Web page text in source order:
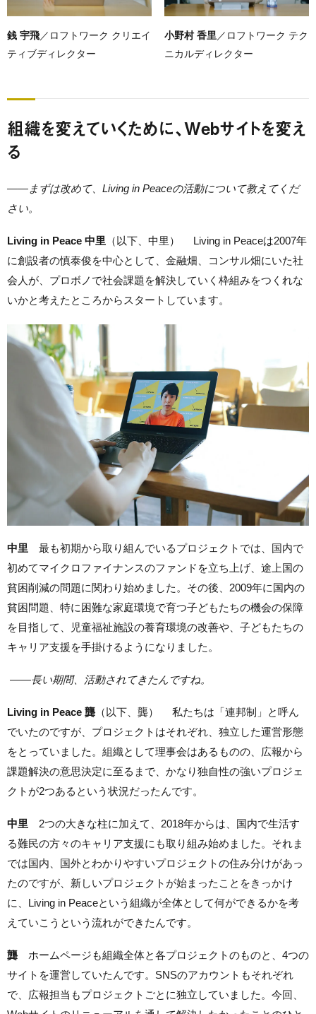
銭 宇飛／ロフトワーク クリエイ
ティブディレクター
小野村 香里 ／ロフトワーク テク
ニカルディレクター
組織を変えていくために、Webサイトを変え
る
—— まずは改めて、Living in Peaceの活動について教えてくだ
さい。
Living in Peace 中里 （以下、中里） Living in Peaceは2007年
に創設者の慎泰俊を中心として、金融畑、コンサル畑にいた社
会人が、プロボノで社会課題を解決していく枠組みをつくれな
いかと考えたところからスタートしています。
中里 最も初期から取り組んでいるプロジェクトでは、国内で
初めてマイクロファイナンスのファンドを立ち上げ、途上国の
貧困削減の問題に関わり始めました。その後、2009年に国内の
貧困問題、特に困難な家庭環境で育つ子どもたちの機会の保障
を目指して、児童福祉施設の養育環境の改善や、子どもたちの
キャリア支援を手掛けるようになりました。
——長い期間、活動されてきたんですね。
Living in Peace 龔（以下、龔） 私たちは「連邦制」と呼ん
でいたのですが、プロジェクトはそれぞれ、独立した運営形態
をとっていました。組織として理事会はあるものの、広報から
課題解決の意思決定に至るまで、かなり独自性の強いプロジェ
クトが2つあるという状況だったんです。
中里 2つの大きな柱に加えて、2018年からは、国内で生活す
る難民の方々のキャリア支援にも取り組み始めました。それま
では国内、国外とわかりやすいプロジェクトの住み分けがあっ
たのですが、新しいプロジェクトが始まったことをきっかけ
に、Living in Peaceという組織が全体として何ができるかを考
えていこうという流れができたんです。
龔 ホームページも組織全体と各プロジェクトのものと、4つの
サイトを運営していたんです。SNSのアカウントもそれぞれ
で、広報担当もプロジェクトごとに独立していました。今回、